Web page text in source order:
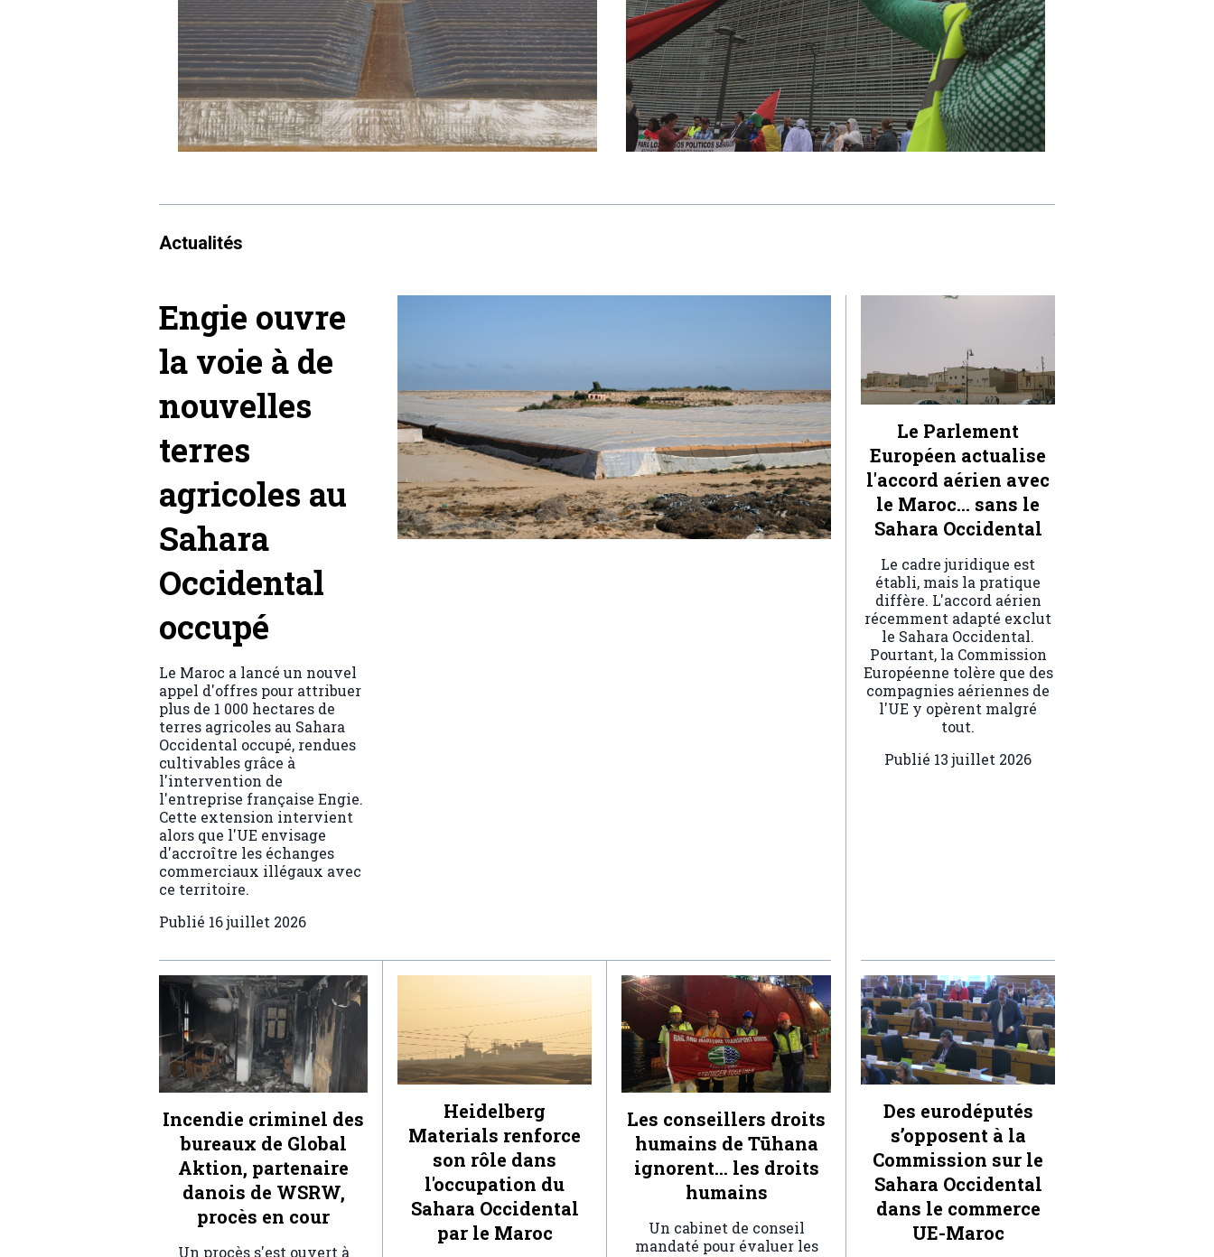
Actualités
Engie ouvre
la voie à de
nouvelles
terres
agricoles au
Sahara
Occidental
occupé
Le Maroc a lancé un nouvel
appel d'offres pour attribuer
plus de 1 000 hectares de
terres agricoles au Sahara
Occidental occupé, rendues
cultivables grâce à
l'intervention de
l'entreprise française Engie.
Cette extension intervient
alors que l'UE envisage
d'accroître les échanges
commerciaux illégaux avec
ce territoire.
Publié 16 juillet 2026
Le Parlement
Européen actualise
l'accord aérien avec
le Maroc… sans le
Sahara Occidental
Le cadre juridique est
établi, mais la pratique
diffère. L'accord aérien
récemment adapté exclut
le Sahara Occidental.
Pourtant, la Commission
Européenne tolère que des
compagnies aériennes de
l'UE y opèrent malgré
tout.
Publié 13 juillet 2026
Incendie criminel des
bureaux de Global
Aktion, partenaire
danois de WSRW,
procès en cour
Un procès s'est ouvert à
Heidelberg
Materials renforce
son rôle dans
l'occupation du
Sahara Occidental
par le Maroc
Les conseillers droits
humains de Tūhana
ignorent… les droits
humains
Un cabinet de conseil
mandaté pour évaluer les
Des eurodéputés
s’opposent à la
Commission sur le
Sahara Occidental
dans le commerce
UE-Maroc